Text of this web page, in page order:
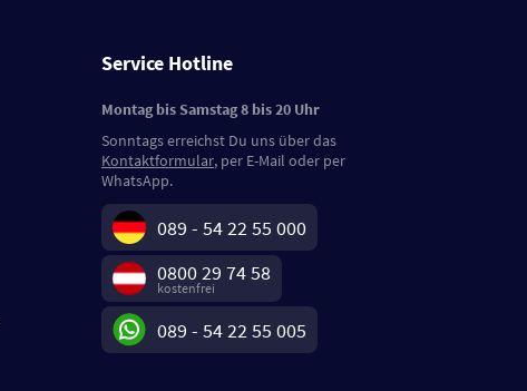
Service Hotline
Montag bis Samstag 8 bis 20 Uhr
Sonntags erreichst Du uns über das
Kontaktformular, per E-Mail oder per
WhatsApp.
089 - 54 22 55 000
0800 29 74 58
kostenfrei
089 - 54 22 55 005